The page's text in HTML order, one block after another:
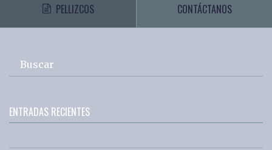
PELLIZCOS CONTÁCTANOS
Buscar
ENTRADAS RECIENTES